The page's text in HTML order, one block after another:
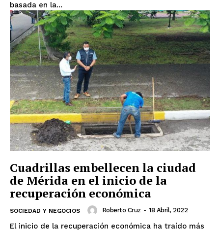
basada en la...
Cuadrillas embellecen la ciudad
de Mérida en el inicio de la
recuperación económica
SOCIEDAD Y NEGOCIOS Roberto Cruz - 18 Abril, 2022
El inicio de la recuperación económica ha traído más